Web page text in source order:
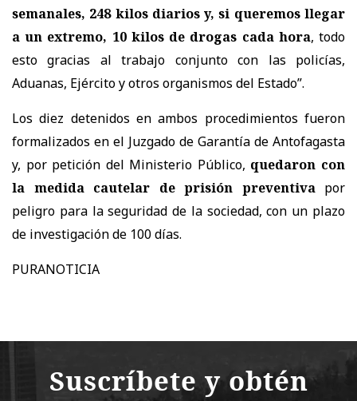
semanales, 248 kilos diarios y, si queremos llegar
a un extremo, 10 kilos de drogas cada hora, todo
esto gracias al trabajo conjunto con las policías,
Aduanas, Ejército y otros organismos del Estado”.
Los diez detenidos en ambos procedimientos fueron
formalizados en el Juzgado de Garantía de Antofagasta
y, por petición del Ministerio Público, quedaron con
la medida cautelar de prisión preventivapor
peligro para la seguridad de la sociedad, con un plazo
de investigación de 100 días.
PURANOTICIA